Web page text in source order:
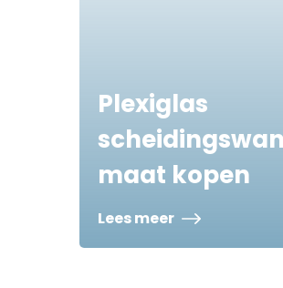
Plexiglas
maat kopen
Lees meer